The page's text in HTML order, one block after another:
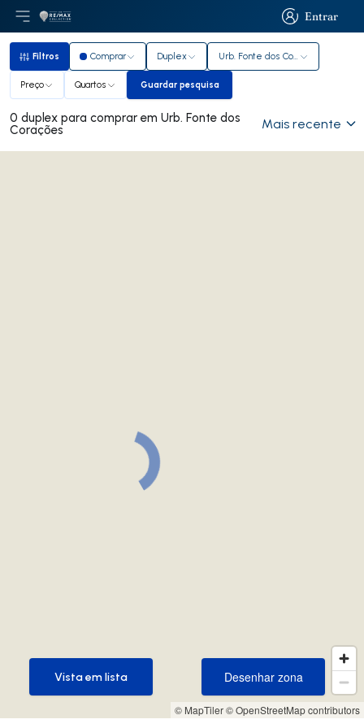
Entrar
Entrar
Abri menu principal
LogoIr para página inicial
Filtros
Filtros Comprar Duplex Urb. Fonte dos Corações
Preço Quartos Guardar pesquisa
Guardar pesquisa
0 duplex para comprar em Urb. Fonte dos
Corações Mais recente
© MapTiler© OpenStreetMap contributors
Desenhar zona
Desenhar zona
Vista em lista
Vista em lista